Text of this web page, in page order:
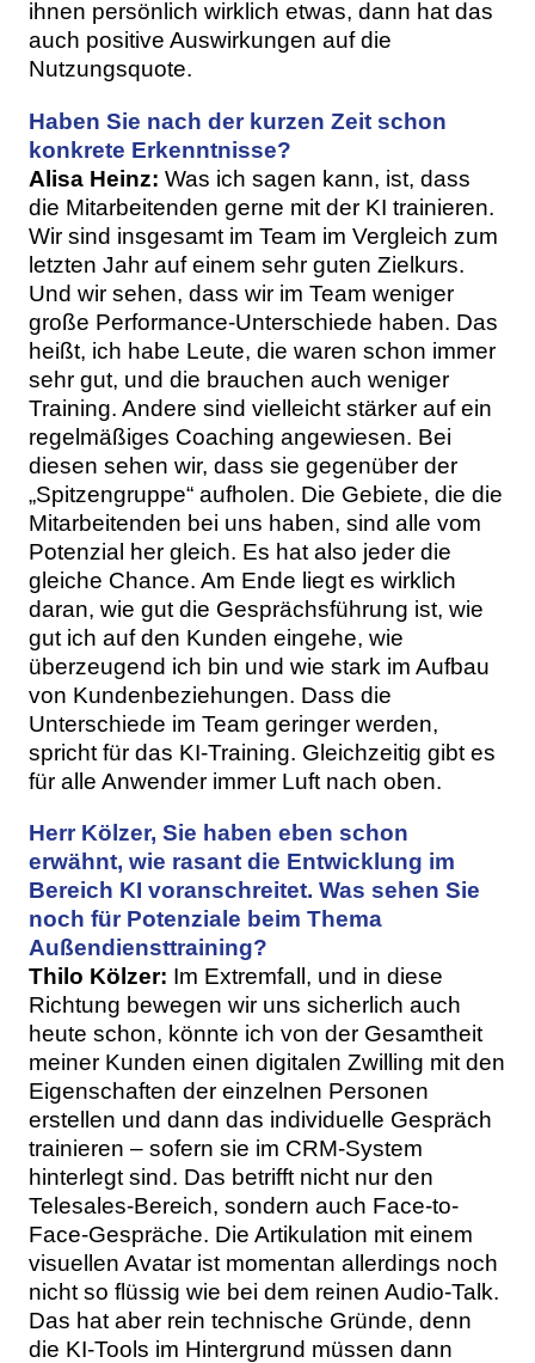
ihnen persönlich wirklich etwas, dann hat das
auch positive Auswirkungen auf die
Nutzungsquote.
Haben Sie nach der kurzen Zeit schon
konkrete Erkenntnisse?
Alisa Heinz: Was ich sagen kann, ist, dass
die Mitarbeitenden gerne mit der KI trainieren.
Wir sind insgesamt im Team im Vergleich zum
letzten Jahr auf einem sehr guten Zielkurs.
Und wir sehen, dass wir im Team weniger
große Performance-Unterschiede haben. Das
heißt, ich habe Leute, die waren schon immer
sehr gut, und die brauchen auch weniger
Training. Andere sind vielleicht stärker auf ein
regelmäßiges Coaching angewiesen. Bei
diesen sehen wir, dass sie gegenüber der
„Spitzengruppe“ aufholen. Die Gebiete, die die
Mitarbeitenden bei uns haben, sind alle vom
Potenzial her gleich. Es hat also jeder die
gleiche Chance. Am Ende liegt es wirklich
daran, wie gut die Gesprächsführung ist, wie
gut ich auf den Kunden eingehe, wie
überzeugend ich bin und wie stark im Aufbau
von Kundenbeziehungen. Dass die
Unterschiede im Team geringer werden,
spricht für das KI-Training. Gleichzeitig gibt es
für alle Anwender immer Luft nach oben.
Herr Kölzer, Sie haben eben schon
erwähnt, wie rasant die Entwicklung im
Bereich KI voranschreitet. Was sehen Sie
noch für Potenziale beim Thema
Außendiensttraining?
Thilo Kölzer: Im Extremfall, und in diese
Richtung bewegen wir uns sicherlich auch
heute schon, könnte ich von der Gesamtheit
meiner Kunden einen digitalen Zwilling mit den
Eigenschaften der einzelnen Personen
erstellen und dann das individuelle Gespräch
trainieren – sofern sie im CRM-System
hinterlegt sind. Das betrifft nicht nur den
Telesales-Bereich, sondern auch Face-to-
Face-Gespräche. Die Artikulation mit einem
visuellen Avatar ist momentan allerdings noch
nicht so flüssig wie bei dem reinen Audio-Talk.
Das hat aber rein technische Gründe, denn
die KI-Tools im Hintergrund müssen dann